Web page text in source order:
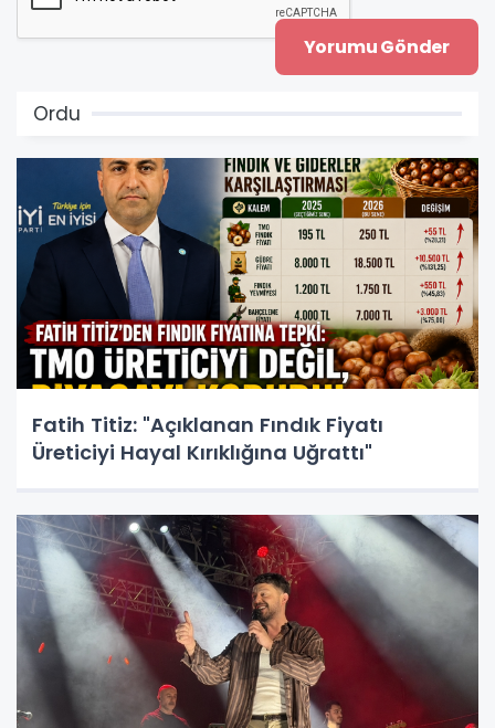
Ordu
Fatih Titiz: "Açıklanan Fındık Fiyatı
Üreticiyi Hayal Kırıklığına Uğrattı"